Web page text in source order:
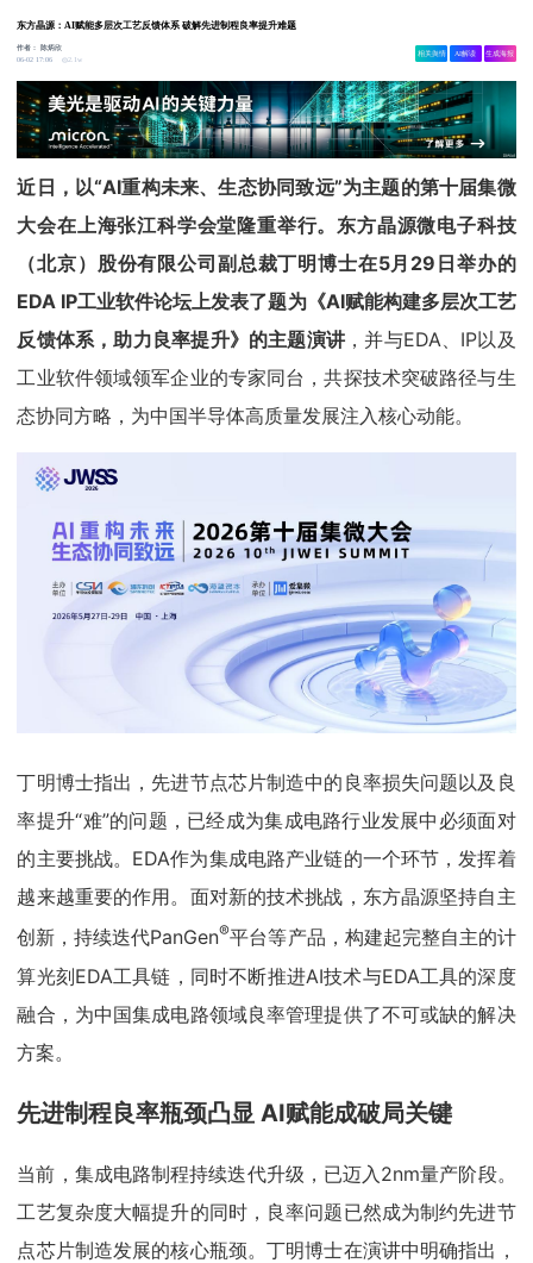
东方晶源：AI赋能多层次工艺反馈体系 破解先进制程良率提升难题
作者：
陈炳欣
06-02 17:06
2.1w
相关舆情 AI解读 生成海报
近日，以“AI重构未来、生态协同致远”为主题的第十届集微
大会在上海张江科学会堂隆重举行。东方晶源微电子科技
（北京）股份有限公司副总裁丁明博士在5月29日举办的
EDA IP工业软件论坛上发表了题为《AI赋能构建多层次工艺
反馈体系，助力良率提升》的主题演讲 ，并与EDA、IP以及
工业软件领域领军企业的专家同台，共探技术突破路径与生
态协同方略，为中国半导体高质量发展注入核心动能。
丁明博士指出，先进节点芯片制造中的良率损失问题以及良
率提升“难”的问题，已经成为集成电路行业发展中必须面对
的主要挑战。EDA作为集成电路产业链的一个环节，发挥着
越来越重要的作用。面对新的技术挑战，东方晶源坚持自主
创新，持续迭代PanGen®平台等产品，构建起完整自主的计
算光刻EDA工具链，同时不断推进AI技术与EDA工具的深度
融合，为中国集成电路领域良率管理提供了不可或缺的解决
方案。
先进制程良率瓶颈凸显 AI赋能成破局关键
当前，集成电路制程持续迭代升级，已迈入2nm量产阶段。
工艺复杂度大幅提升的同时，良率问题已然成为制约先进节
点芯片制造发展的核心瓶颈。丁明博士在演讲中明确指出，